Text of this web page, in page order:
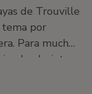
de Trouville
por
Para muchos
el pintor